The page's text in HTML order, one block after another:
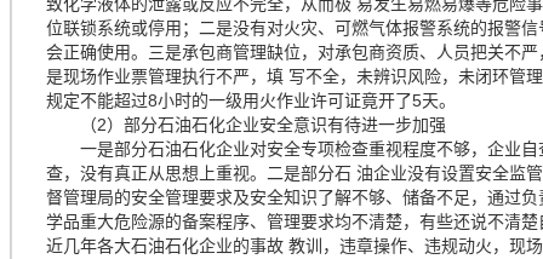
位联锁系统或停用；二是没有对火灾、可燃气体报警系统的报警
会正确使用。三是承包商管理缺位，对承包商资质、人员把关不
是现场作业票管理执行不严，填 写不全，未辨识风险，未闭环管
规定不能超过8小时的一级用火作业许可证竟开了5天。
（2）部分石油石化企业安全意识有待进一步加强
一是部分石油石化企业对安全专项检查重视程度不够，企业自
查，没有真正从思想上重视。二是部分石 油企业没有设置安全监
督管理局的安全管理要求及安全知识了解不够、储备不足，通过
学品重大危险源的备案程序、管理要求均不清楚，有些还说不清
近几年各大石油石化企业的事故 教训，违章操作、违规动火，现